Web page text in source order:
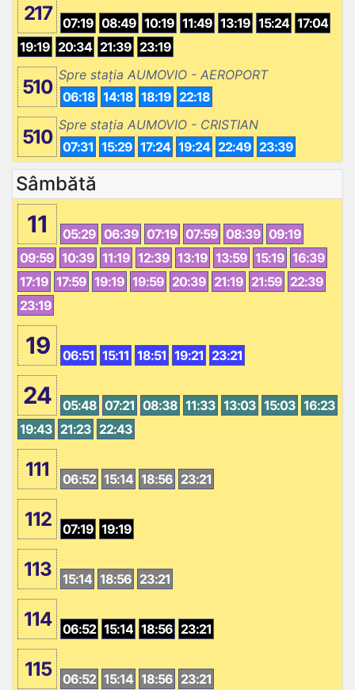
217 07:19 08:49 10:19 11:49 13:19 15:24 17:04
19:19 20:34 21:39 23:19
510
Spre stația AUMOVIO - AEROPORT
06:18 14:18 18:19 22:18
510
Spre stația AUMOVIO - CRISTIAN
07:31 15:29 17:24 19:24 22:49 23:39
Sâmbătă
11 05:29 06:39 07:19 07:59 08:39 09:19
09:59 10:39 11:19 12:39 13:19 13:59 15:19 16:39
17:19 17:59 19:19 19:59 20:39 21:19 21:59 22:39
23:19
19 06:51 15:11 18:51 19:21 23:21
24 05:48 07:21 08:38 11:33 13:03 15:03 16:23
19:43 21:23 22:43
111 06:52 15:14 18:56 23:21
112 07:19 19:19
113 15:14 18:56 23:21
114 06:52 15:14 18:56 23:21
115 06:52 15:14 18:56 23:21